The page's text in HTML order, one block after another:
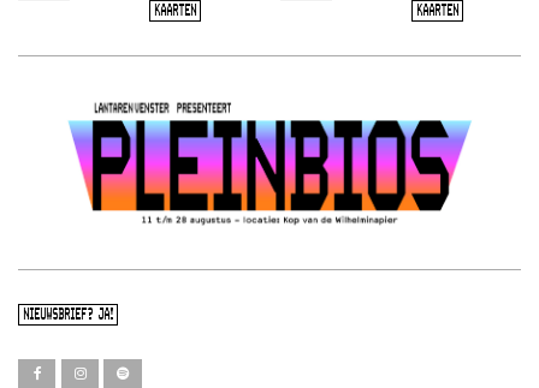
KAARTEN KAARTEN
NIEUWSBRIEF? JA!